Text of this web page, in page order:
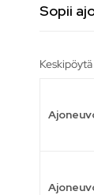
Sopii